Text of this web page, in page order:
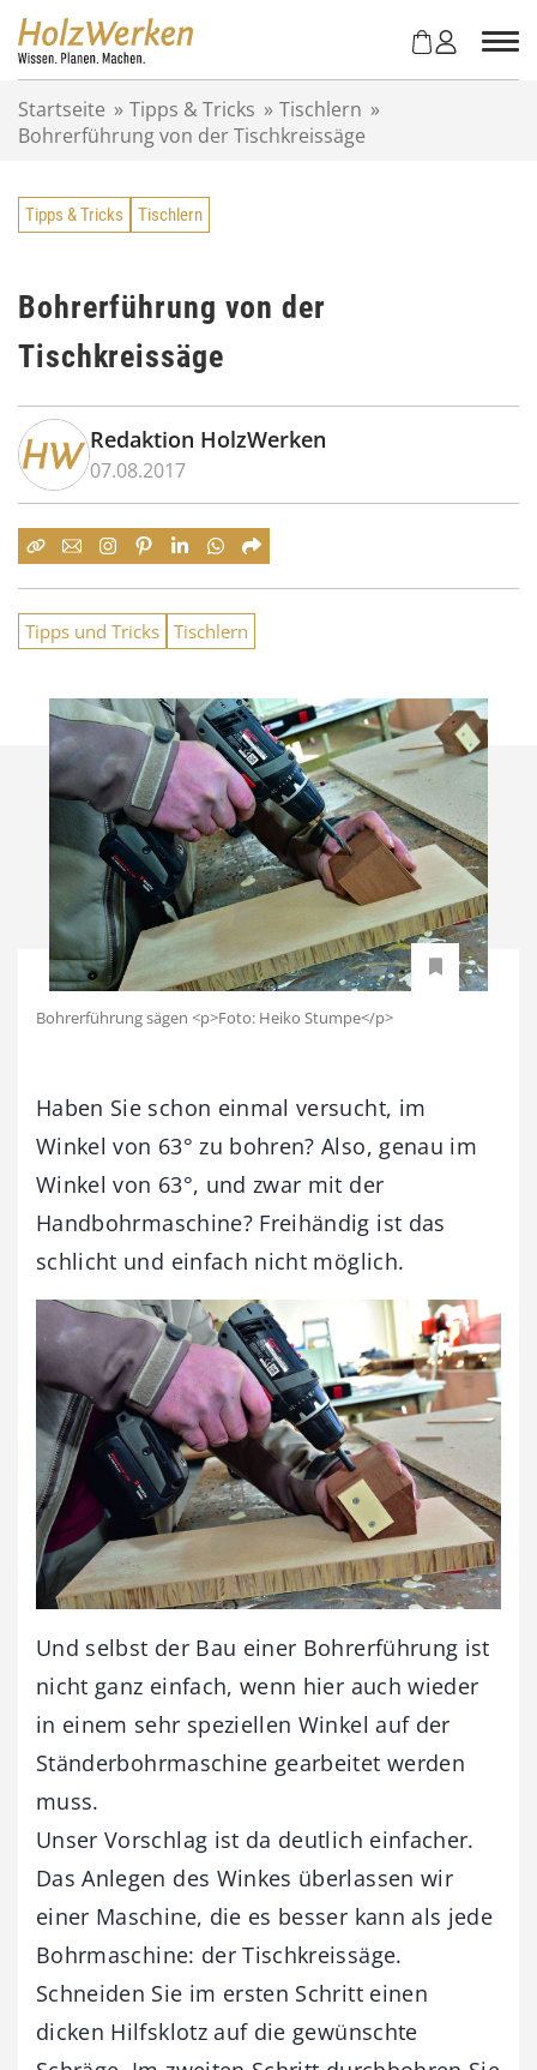
Startseite » Tipps & Tricks » Tischlern »
Bohrerführung von der Tischkreissäge
Tipps & Tricks Tischlern
Bohrerführung von der
Tischkreissäge
Redaktion HolzWerken
07.08.2017
Tipps und Tricks Tischlern
Bohrerführung sägen <p>Foto: Heiko Stumpe</p>
Haben Sie schon einmal versucht, im
Winkel von 63° zu bohren? Also, genau im
Winkel von 63°, und zwar mit der
Handbohrmaschine? Freihändig ist das
schlicht und einfach nicht möglich.
Und selbst der Bau einer Bohrerführung ist
nicht ganz einfach, wenn hier auch wieder
in einem sehr speziellen Winkel auf der
Ständerbohrmaschine gearbeitet werden
muss.
Unser Vorschlag ist da deutlich einfacher.
Das Anlegen des Winkes überlassen wir
einer Maschine, die es besser kann als jede
Bohrmaschine: der Tischkreissäge.
Schneiden Sie im ersten Schritt einen
dicken Hilfsklotz auf die gewünschte